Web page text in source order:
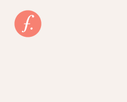
Inhalt
springen